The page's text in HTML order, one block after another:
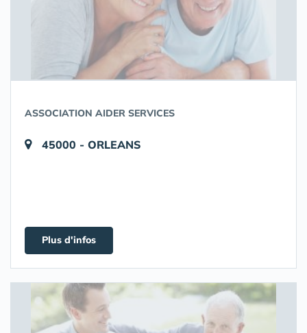
ASSOCIATION AIDER SERVICES
45000 - ORLEANS
Plus d'infos